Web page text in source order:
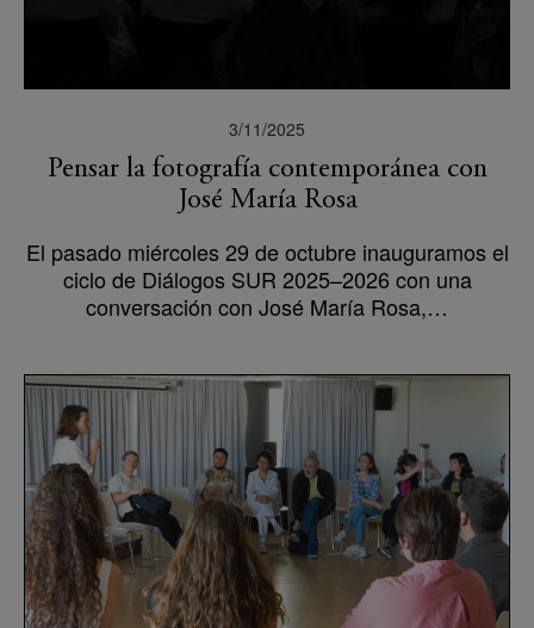
3/11/2025
Pensar la fotografía contemporánea con
José María Rosa
El pasado miércoles 29 de octubre inauguramos el
ciclo de Diálogos SUR 2025–2026 con una
conversación con José María Rosa,…